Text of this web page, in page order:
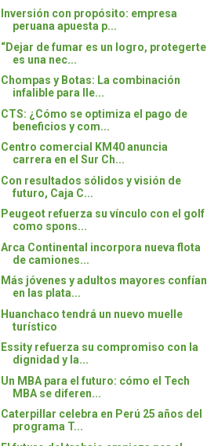
Inversión con propósito: empresa
peruana apuesta p...
“Dejar de fumar es un logro, protegerte
es una nec...
Chompas y Botas: La combinación
infalible para lle...
CTS: ¿Cómo se optimiza el pago de
beneficios y com...
Centro comercial KM40 anuncia
carrera en el Sur Ch...
Con resultados sólidos y visión de
futuro, Caja C...
Peugeot refuerza su vínculo con el golf
como spons...
Arca Continental incorpora nueva flota
de camiones...
Más jóvenes y adultos mayores confían
en las plata...
Huanchaco tendrá un nuevo muelle
turístico
Essity refuerza su compromiso con la
dignidad y la...
Un MBA para el futuro: cómo el Tech
MBA se diferen...
Caterpillar celebra en Perú 25 años del
programa T...